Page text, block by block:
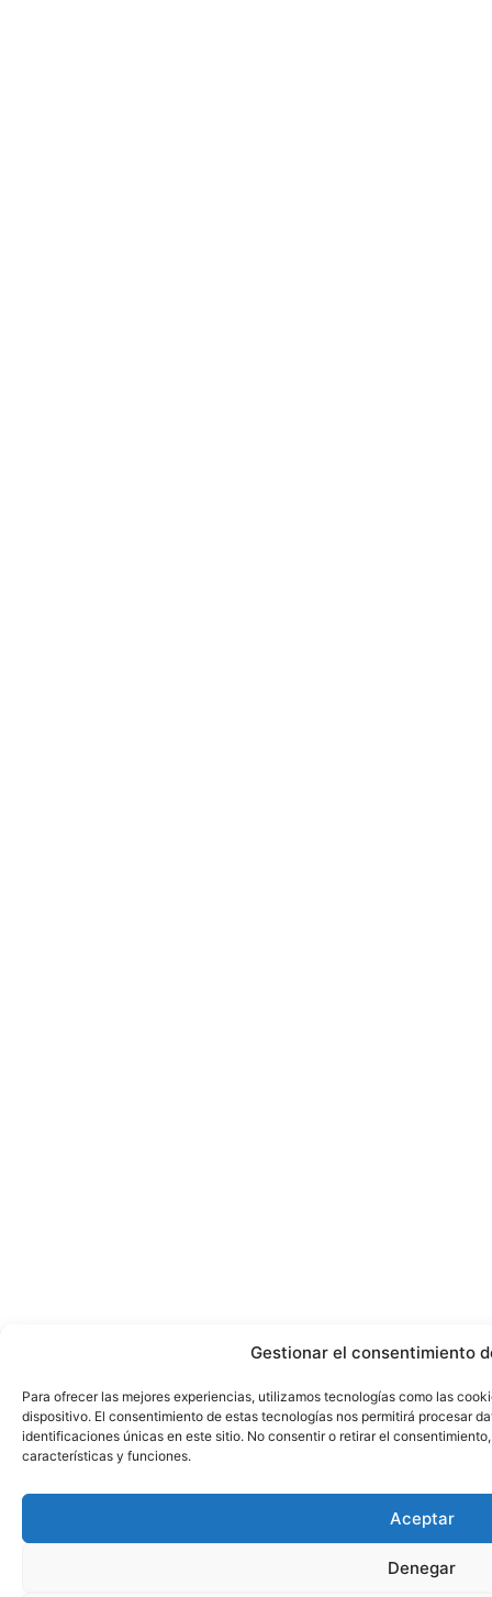
Gestionar el consentimiento
Para ofrecer las mejores experiencias, utilizamos tecnologías como las
dispositivo. El consentimiento de estas tecnologías nos permitirá procesar
identificaciones únicas en este sitio. No consentir o retirar el
características y funciones.
Aceptar
Denegar